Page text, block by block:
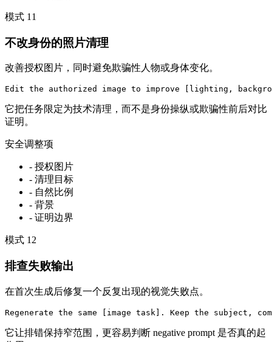
模式 11
不改身份的照片清理
改善授权图片，同时避免欺骗性人物或身体变化。
Edit the authorized image to improve [lighting,
它把任务限定为技术清理，而不是身份操纵或欺骗性前后对比
证明。
安全调整项
- 授权图片
- 清理目标
- 自然比例
- 背景
- 证明边界
模式 12
排查失败输出
在首次生成后修复一个反复出现的视觉失败点。
Regenerate the same [image task]. Keep the subject,
它让排错保持窄范围，更容易判断 negative prompt 是否真的起